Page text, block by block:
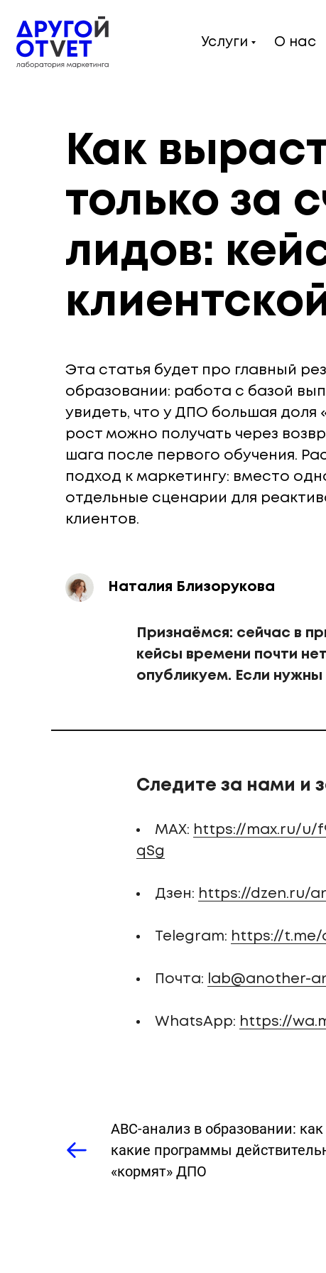
Услуги О нас
Как
только за
лидов:
Эта статья будет про главный
образовании: работа с базой
увидеть, что у ДПО большая доля
рост можно получать через
шага после первого обучения.
подход к маркетингу: вместо
отдельные сценарии для
клиентов.
Наталия Близорукова
Признаёмся: сейчас в
кейсы времени почти
опубликуем. Если
Следите за нами и
MAX: https://max.ru/u/
qSg
Дзен: https://dzen.ru/
Telegram: https://t.me/
Почта: lab@another-
WhatsApp: https://
ABC-анализ в образовании:
какие программы
«кормят» ДПО